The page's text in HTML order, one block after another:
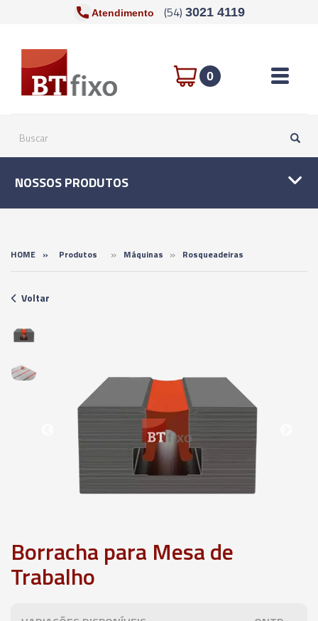
Atendimento (54) 3021 4119
0 Toggle
NOSSOS PRODUTOS
HOME » Produtos » Máquinas » Rosqueadeiras
Voltar
Borracha para Mesa de
Trabalho